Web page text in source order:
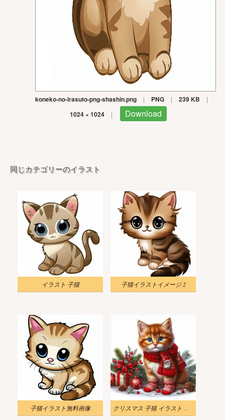
koneko-no-irasuto-png-shashin.png | PNG | 239 KB |
1024 × 1024 | Download
同じカテゴリーのイラスト
イラスト 子猫 子猫イラストイメージ 2
子猫イラスト無料画像 クリスマス 子猫 イラスト かわいい